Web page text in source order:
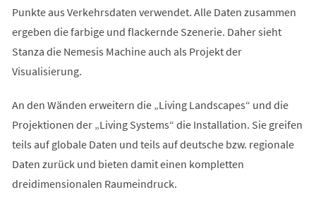
Punkte aus Verkehrsdaten verwendet. Alle Daten zusammen
ergeben die farbige und flackernde Szenerie. Daher sieht
Stanza die Nemesis Machine auch als Projekt der
Visualisierung.
An den Wänden erweitern die „Living Landscapes“ und die
Projektionen der „Living Systems“ die Installation. Sie greifen
teils auf globale Daten und teils auf deutsche bzw. regionale
Daten zurück und bieten damit einen kompletten
dreidimensionalen Raumeindruck.